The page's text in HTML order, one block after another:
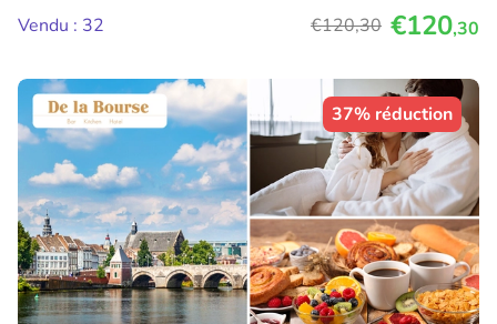
Vendu : 32
€120,30 €120,30
37% réduction